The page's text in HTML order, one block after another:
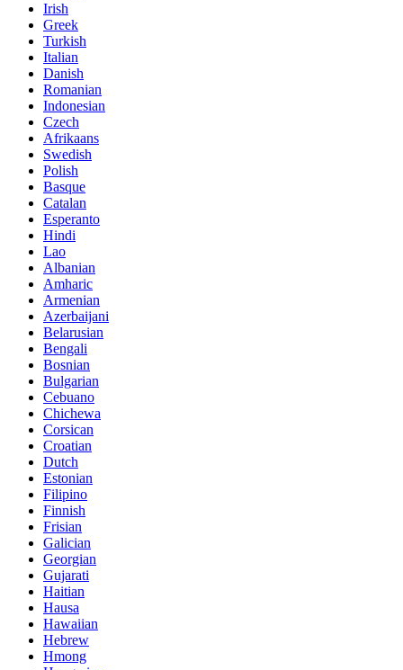
Irish
Greek
Turkish
Italian
Danish
Romanian
Indonesian
Czech
Afrikaans
Swedish
Polish
Basque
Catalan
Esperanto
Hindi
Lao
Albanian
Amharic
Armenian
Azerbaijani
Belarusian
Bengali
Bosnian
Bulgarian
Cebuano
Chichewa
Corsican
Croatian
Dutch
Estonian
Filipino
Finnish
Frisian
Galician
Georgian
Gujarati
Haitian
Hausa
Hawaiian
Hebrew
Hmong